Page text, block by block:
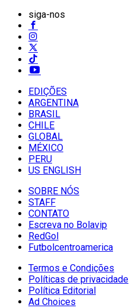
siga-nos
EDIÇÕES
ARGENTINA
BRASIL
CHILE
GLOBAL
MÉXICO
PERU
US ENGLISH
SOBRE NÓS
STAFF
CONTATO
Escreva no Bolavip
RedGol
Futbolcentroamerica
Termos e Condições
Políticas de privacidade
Política Editorial
Ad Choices